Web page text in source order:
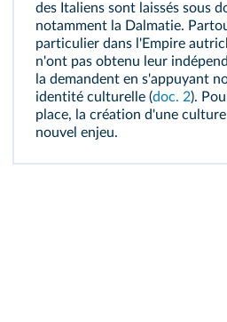
des Italiens sont laissés sous
notamment la Dalmatie.
particulier dans l'Empire
n'ont pas obtenu leur
la demandent en s'appuyant
identité culturelle (doc. 2).
place, la création d'une
nouvel enjeu.